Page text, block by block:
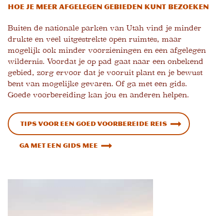
Hoe je meer afgelegen gebieden kunt bezoeken
Buiten de nationale parken van Utah vind je minder
drukte en veel uitgestrekte open ruimtes, maar
mogelijk ook minder voorzieningen en een afgelegen
wildernis. Voordat je op pad gaat naar een onbekend
gebied, zorg ervoor dat je vooruit plant en je bewust
bent van mogelijke gevaren. Of ga met een gids.
Goede voorbereiding kan jou en anderen helpen.
Tips voor een goed voorbereide reis
Ga met een gids mee